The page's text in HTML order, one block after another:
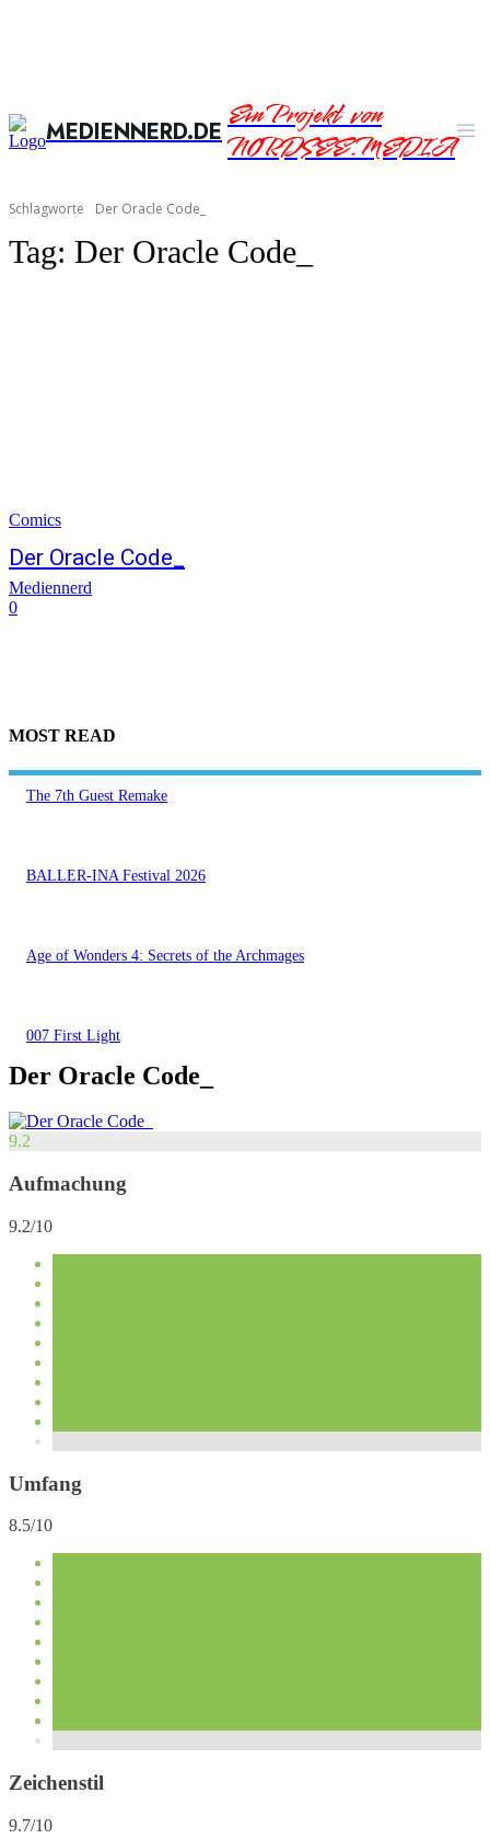
MEDIENNERD.DEEin Projekt von
NORDSEE.MEDIA
Schlagworte Der Oracle Code_
Tag: Der Oracle Code_
Comics
Der Oracle Code_
Mediennerd
0
MOST READ
The 7th Guest Remake
BALLER-INA Festival 2026
Age of Wonders 4: Secrets of the Archmages
007 First Light
Der Oracle Code_
9.2
Aufmachung
9.2/10
Umfang
8.5/10
Zeichenstil
9.7/10